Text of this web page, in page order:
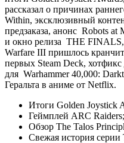
рассказал о причинах
Within, эксклюзивный
предзаказа, анонс Robots at
и окно релиза THE FINALS
Warfare III пришлось
первых Steam Deck, хотфикс
для Warhammer 40,000:
Геральта в аниме от Netflix.
Итоги Golden Joystick
Геймплей ARC Raiders;
Обзор The Talos
Свежая история серии